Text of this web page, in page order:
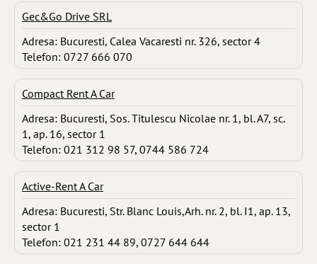
Gec&Go Drive SRL
Adresa: Bucuresti, Calea Vacaresti nr. 326, sector 4
Telefon: 0727 666 070
Compact Rent A Car
Adresa: Bucuresti, Sos. Titulescu Nicolae nr. 1, bl. A7, sc.
1, ap. 16, sector 1
Telefon: 021 312 98 57, 0744 586 724
Active-Rent A Car
Adresa: Bucuresti, Str. Blanc Louis,Arh. nr. 2, bl. I1, ap. 13,
sector 1
Telefon: 021 231 44 89, 0727 644 644